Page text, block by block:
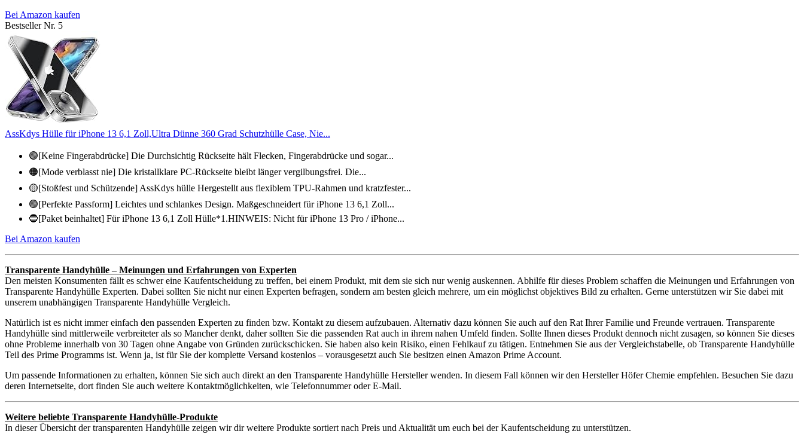
Bei Amazon kaufen
Bestseller Nr. 5
AssKdys Hülle für iPhone 13 6,1 Zoll,Ultra Dünne 360 Grad Schutzhülle Case, Nie...
🟣[Keine Fingerabdrücke] Die Durchsichtig Rückseite hält Flecken, Fingerabdrücke und sogar...
🟠[Mode verblasst nie] Die kristallklare PC-Rückseite bleibt länger vergilbungsfrei. Die...
🟡[Stoßfest und Schützende] AssKdys hülle Hergestellt aus flexiblem TPU-Rahmen und kratzfester...
🟢[Perfekte Passform] Leichtes und schlankes Design. Maßgeschneidert für iPhone 13 6,1 Zoll...
🔵[Paket beinhaltet] Für iPhone 13 6,1 Zoll Hülle*1.HINWEIS: Nicht für iPhone 13 Pro / iPhone...
Bei Amazon kaufen
Transparente Handyhülle – Meinungen und Erfahrungen von Experten
Den meisten Konsumenten fällt es schwer eine Kaufentscheidung zu treffen, bei einem Produkt, mit dem sie sich nur wenig auskennen. Abhilfe für dieses Problem schaffen die Meinungen und Erfahrungen von
Transparente Handyhülle Experten. Dabei sollten Sie nicht nur einen Experten befragen, sondern am besten gleich mehrere, um ein möglichst objektives Bild zu erhalten. Gerne unterstützen wir Sie dabei mit
unserem unabhängigen Transparente Handyhülle Vergleich.
Natürlich ist es nicht immer einfach den passenden Experten zu finden bzw. Kontakt zu diesem aufzubauen. Alternativ dazu können Sie auch auf den Rat Ihrer Familie und Freunde vertrauen. Transparente
Handyhülle sind mittlerweile verbreiteter als so Mancher denkt, daher sollten Sie die passenden Rat auch in ihrem nahen Umfeld finden. Sollte Ihnen dieses Produkt dennoch nicht zusagen, so können Sie dieses
ohne Probleme innerhalb von 30 Tagen ohne Angabe von Gründen zurückschicken. Sie haben also kein Risiko, einen Fehlkauf zu tätigen. Entnehmen Sie aus der Vergleichstabelle, ob Transparente Handyhülle
Teil des Prime Programms ist. Wenn ja, ist für Sie der komplette Versand kostenlos – vorausgesetzt auch Sie besitzen einen Amazon Prime Account.
Um passende Informationen zu erhalten, können Sie sich auch direkt an den Transparente Handyhülle Hersteller wenden. In diesem Fall können wir den Hersteller Höfer Chemie empfehlen. Besuchen Sie dazu
deren Internetseite, dort finden Sie auch weitere Kontaktmöglichkeiten, wie Telefonnummer oder E-Mail.
Weitere beliebte Transparente Handyhülle-Produkte
In dieser Übersicht der transparenten Handyhülle zeigen wir dir weitere Produkte sortiert nach Preis und Aktualität um euch bei der Kaufentscheidung zu unterstützen.